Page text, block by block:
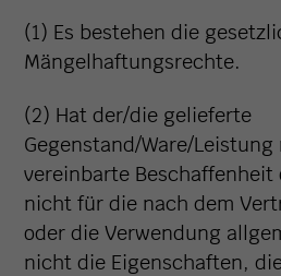
(1) Es bestehen die
Mängelhaftungsrechte.
(2) Hat der/die gelieferte
Gegenstand/Ware/
vereinbarte
nicht für die nach dem
oder die Verwendung
nicht die Eigenschaften,